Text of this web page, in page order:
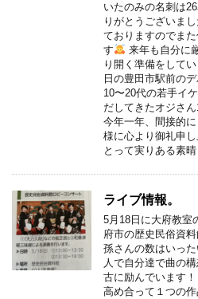
いたのみの名刺は
りがとうございまし
ておりますのでま
す
来年も自分に
り開く準備をして
日の豊田市駅前の
10〜20代の若手イ
だしてきたオジさ
今年一年、間接的
様に心より御礼申し
とって実りある素
ライブ情報。
5月18日に大府教室
府市の歴史民俗資
孫さんの数はいっ
人で自分達で曲の
古に励んでいます
高め合って１つの